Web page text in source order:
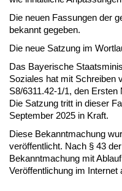
Die neuen Fassungen der
bekannt gegeben.
Die neue Satzung im
Das Bayerische
Soziales hat mit Schreiben
S8/6311.42-1/1, den
Die Satzung tritt in dieser
September 2025 in Kraft.
Diese Bekanntmachung
veröffentlicht. Nach § 43
Bekanntmachung mit
Veröffentlichung im Internet